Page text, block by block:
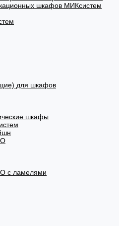
шкафов МИКсистем
для шкафов
шкафы
с ламелями